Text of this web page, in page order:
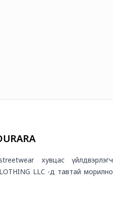
хувцас үйлдвэрлэгч
LLC -д тавтай морилно